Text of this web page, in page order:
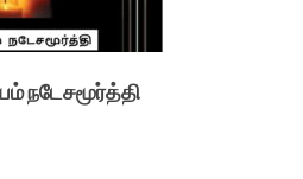
நடேசமூர்த்தி